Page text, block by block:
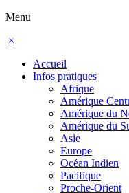
Menu
×
Accueil
Infos pratiques
Afrique
Amérique
Amérique du
Amérique du
Asie
Europe
Océan Indien
Pacifique
Proche-Orient